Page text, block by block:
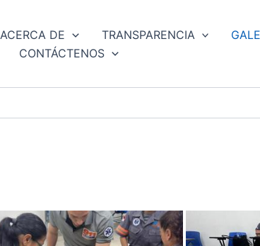
ACERCA DE TRANSPARENCIA
CONTÁCTENOS